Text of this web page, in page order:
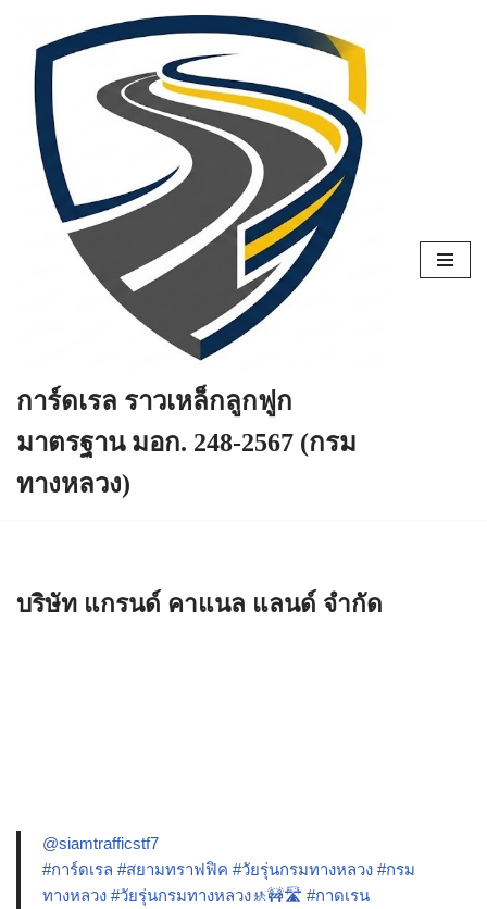
Skip
content
การ์ดเรล ราวเหล็กลูกฟูก
มาตรฐาน มอก. 248-2567 (กรม
ทางหลวง)
บริษัท แกรนด์ คาแนล แลนด์ จำกัด
@siamtrafficstf7
#การ์ดเรล #สยามทราฟฟิค #วัยรุ่นกรมทางหลวง #กรม
ทางหลวง #วัยรุ่นกรมทางหลวง🚸🚧🛣️ #กาดเรน